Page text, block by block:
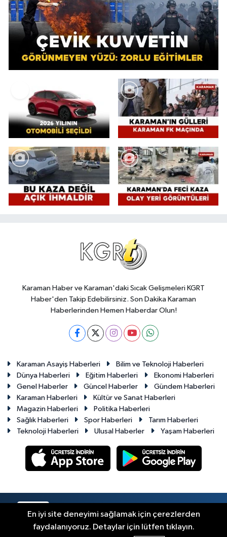
Karaman Haber ve Karaman'daki Sıcak Gelişmeleri KGRT
Haber'den Takip Edebilirsiniz. Son Dakika Karaman
Haberlerinden Hemen Haberdar Olun!
Karaman Asayiş Haberleri
Bilim ve Teknoloji Haberleri
Dünya Haberleri
Eğitim Haberleri
Ekonomi Haberleri
Genel Haberler
Güncel Haberler
Gündem Haberleri
Karaman Haberleri
Kültür ve Sanat Haberleri
Magazin Haberleri
Politika Haberleri
Sağlık Haberleri
Spor Haberleri
Tarım Haberleri
Teknoloji Haberleri
Ulusal Haberler Yaşam Haberleri
En iyi site deneyimi sağlamak için çerezlerden
faydalanıyoruz. Detaylar için lütfen tıklayın.